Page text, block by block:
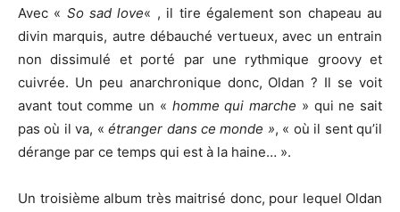
Avec « So sad love« , il tire également son chapeau au
divin marquis, autre débauché vertueux, avec un entrain
non dissimulé et porté par une rythmique groovy et
cuivrée. Un peu anarchronique donc, Oldan ? Il se voit
avant tout comme un « homme qui marche » qui ne sait
pas où il va, «étranger dans ce monde », « où il sent qu’il
dérange par ce temps qui est à la haine… ».
Un troisième album très maitrisé donc, pour lequel Oldan